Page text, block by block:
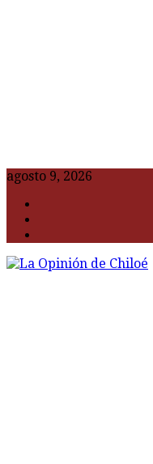
agosto 9, 2026